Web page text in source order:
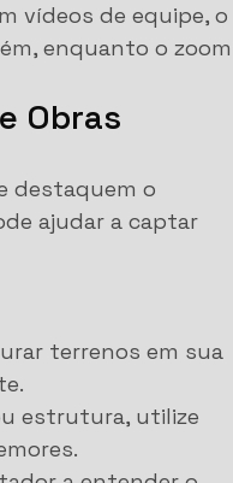
vídeos de equipe, o
enquanto o zoom
Obras
destaquem o
ajudar a captar
terrenos em sua
estrutura, utilize